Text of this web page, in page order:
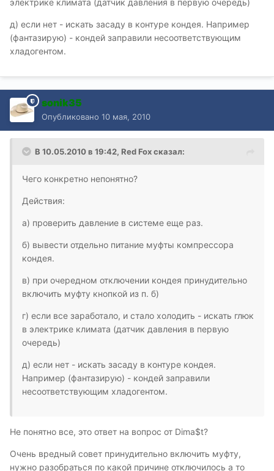
электрике климата (датчик давления в первую очередь)
д) если нет - искать засаду в контуре кондея. Например
(фантазирую) - кондей заправили несоответствующим
хладогентом.
sonik35
Опубликовано 10 мая, 2010
В 10.05.2010 в 19:42, Red Fox сказал:
Чего конкретно непонятно?
Действия:
а) проверить давление в системе еще раз.
б) вывести отдельно питание муфты компрессора
кондея.
в) при очередном отключении кондея принудительно
включить муфту кнопкой из п. б)
г) если все заработало, и стало холодить - искать глюк
в электрике климата (датчик давления в первую
очередь)
д) если нет - искать засаду в контуре кондея.
Например (фантазирую) - кондей заправили
несоответствующим хладогентом.
Не понятно все, это ответ на вопрос от Dima$t?
Очень вредный совет принудительно включить муфту,
нужно разобраться по какой причине отключилось а то